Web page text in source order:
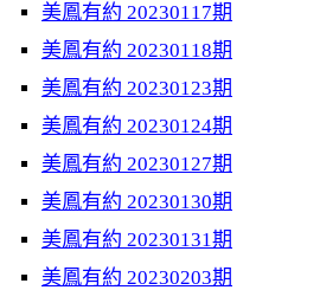
美鳳有約 20230117期
美鳳有約 20230118期
美鳳有約 20230123期
美鳳有約 20230124期
美鳳有約 20230127期
美鳳有約 20230130期
美鳳有約 20230131期
美鳳有約 20230203期